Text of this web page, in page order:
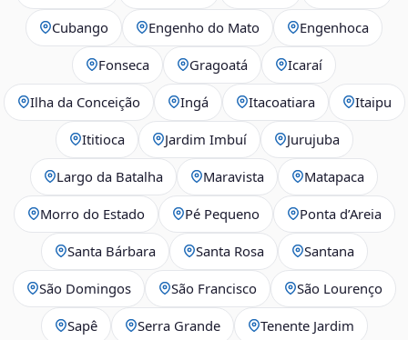
Cubango Engenho do Mato Engenhoca
Fonseca Gragoatá Icaraí
Ilha da Conceição Ingá Itacoatiara Itaipu
Ititioca Jardim Imbuí Jurujuba
Largo da Batalha Maravista Matapaca
Morro do Estado Pé Pequeno Ponta d’Areia
Santa Bárbara Santa Rosa Santana
São Domingos São Francisco São Lourenço
Sapê Serra Grande Tenente Jardim